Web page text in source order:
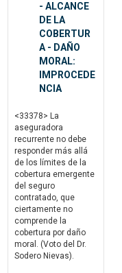
- ALCANCE
DE LA
COBERTUR
A - DAÑO
MORAL:
IMPROCEDE
NCIA
<33378> La
aseguradora
recurrente no debe
responder más allá
de los límites de la
cobertura emergente
del seguro
contratado, que
ciertamente no
comprende la
cobertura por daño
moral. (Voto del Dr.
Sodero Nievas).